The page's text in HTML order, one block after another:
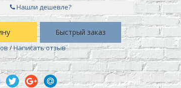
Нашли дешевле?
Быстрый заказ
/Написать отзыв